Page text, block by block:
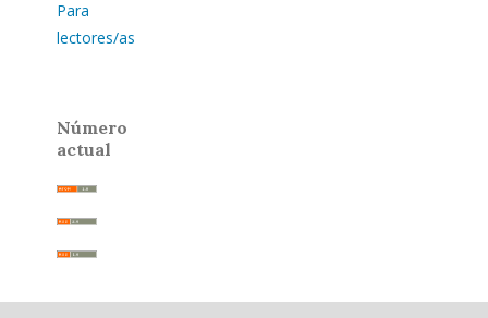
Para
lectores/as
Número
actual